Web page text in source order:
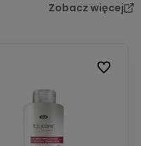
Zobacz więcej
Do